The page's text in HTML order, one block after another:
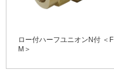
ロー付ハーフユニオンN付 ＜F
M＞